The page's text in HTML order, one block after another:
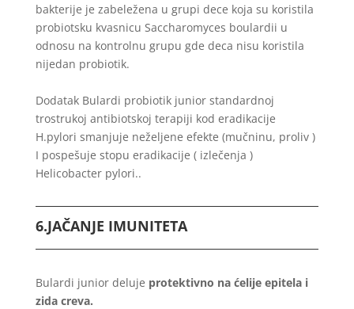
bakterije je zabeležena u grupi dece koja su koristila
probiotsku kvasnicu Saccharomyces boulardii u
odnosu na kontrolnu grupu gde deca nisu koristila
nijedan probiotik.
Dodatak Bulardi probiotik junior standardnoj
trostrukoj antibiotskoj terapiji kod eradikacije
H.pylori smanjuje neželjene efekte (mučninu, proliv )
I pospešuje stopu eradikacije ( izlečenja )
Helicobacter pylori..
6.JAČANJE IMUNITETA
Bulardi junior deluje protektivno na ćelije epitela i
zida creva.